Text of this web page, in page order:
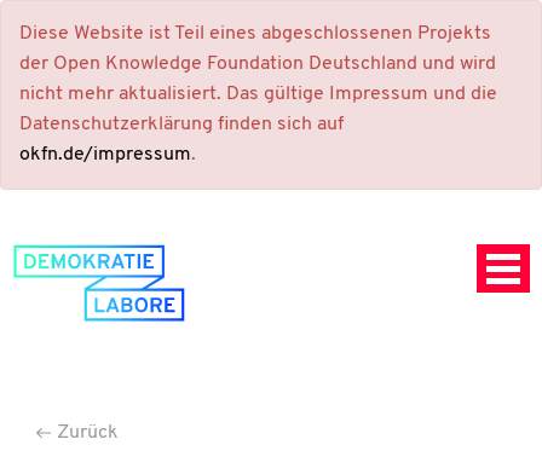
Diese Website ist Teil eines abgeschlossenen Projekts
der Open Knowledge Foundation Deutschland und wird
nicht mehr aktualisiert. Das gültige Impressum und die
Datenschutzerklärung finden sich auf
okfn.de/impressum.
Zurück